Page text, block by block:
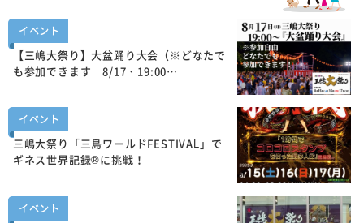
イベント
【三嶋大祭り】大盆踊り大会（※どなたで
も参加できます 8/17・19:00…
イベント
三嶋大祭り「三島ワールドFESTIVAL」で
ギネス世界記録®に挑戦！
イベント